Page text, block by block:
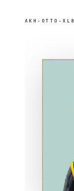
AKH-OTTO-